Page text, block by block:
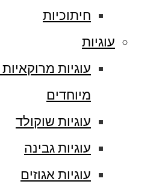
חיתוכיות
עוגיות
עוגיות
מיוחדים
עוגיות שוקולד
עוגיות גבינה
עוגיות אגוזים